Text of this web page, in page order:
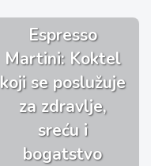
Espresso
Martini: Koktel
koji se poslužuje
za zdravlje,
sreću i
bogatstvo